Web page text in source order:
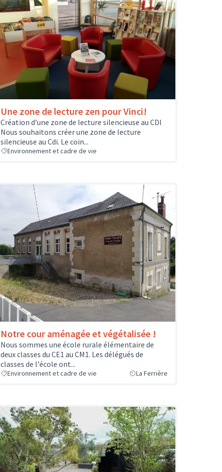
Une zone de lecture zen pour Vinci!
Création d’une zone de lecture silencieuse au CDI
Nous souhaitons créer une zone de lecture
silencieuse au Cdi. Le coin...
Environnement et cadre de vie
Notre cour aménagée et végétalisée !
Nous sommes une école rurale élémentaire de
deux classes du CE1 au CM1. Les délégués de
classes de l'école ont...
Environnement et cadre de vie La Ferrière